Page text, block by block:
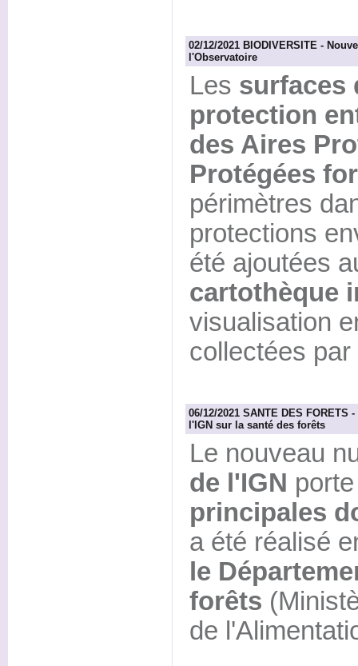
02/12/2021 BIODIVERSITE -
l'Observatoire
Les surfaces
protection
des Aires
Protégées
périmètres
protections
été ajoutées
cartothèque
visualisation
collectées
06/12/2021 SANTE DES
l'IGN sur la santé des forêts
Le nouveau
de l'IGN
principales
a été réalisé
le
forêts
de